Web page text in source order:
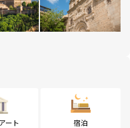
ート 宿泊